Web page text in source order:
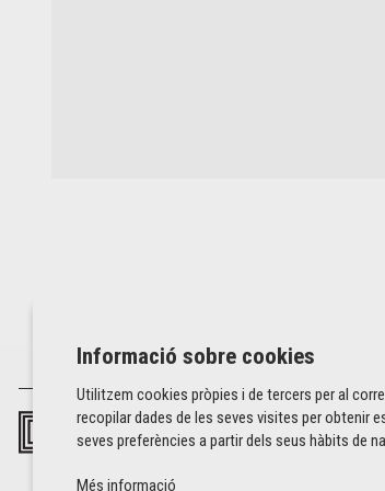
Informació sobre cookies
Utilitzem cookies pròpies i de tercers per al
recopilar dades de les seves visites per obtenir
seves preferències a partir dels seus hàbits de
Més informació